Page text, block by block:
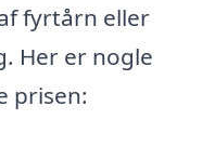
fyrtårn eller
Her er nogle
prisen: